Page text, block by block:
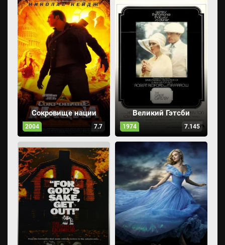
Сокровище нации
2004 7.7
Великий Гэтсби
1974 7.145